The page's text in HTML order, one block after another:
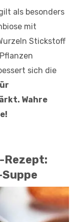
als besonders
mit
Stickstoff
sich die
Wahre
Rezept: